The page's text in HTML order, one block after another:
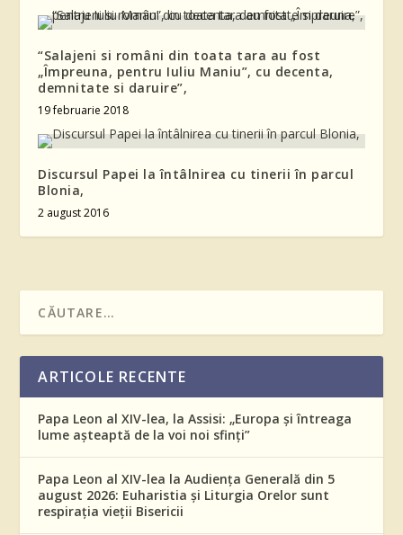
“Salajeni si români din toata tara au fost
„Împreuna, pentru Iuliu Maniu”, cu decenta,
demnitate si daruire”,
19 februarie 2018
Discursul Papei la întâlnirea cu tinerii în parcul
Blonia,
2 august 2016
ARTICOLE RECENTE
Papa Leon al XIV-lea, la Assisi: „Europa și întreaga
lume așteaptă de la voi noi sfinți”
Papa Leon al XIV-lea la Audiența Generală din 5
august 2026: Euharistia și Liturgia Orelor sunt
respirația vieții Bisericii